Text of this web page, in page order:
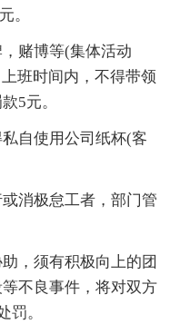
。
赌博等(集体活动
班时间内，不得带领
5元。
自使用公司纸杯(客
消极怠工者，部门管
，须有积极向上的团
不良事件，将对双方
罚。